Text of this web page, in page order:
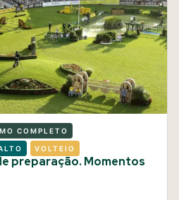
COMPLETO
VOLTEIO
preparação. Momentos